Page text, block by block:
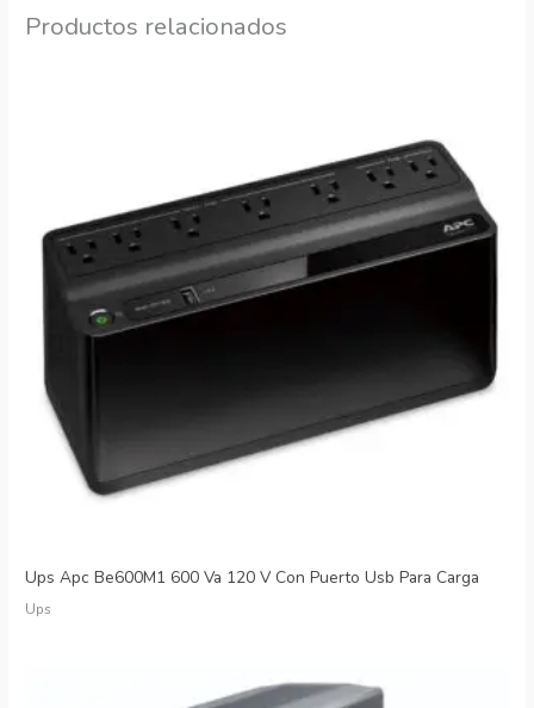
Productos relacionados
Ups Apc Be600M1 600 Va 120 V Con Puerto Usb Para Carga
Ups